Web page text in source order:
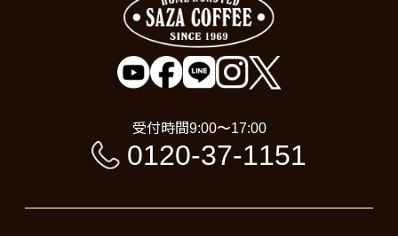
受付時間9:00〜17:00
0120-37-1151